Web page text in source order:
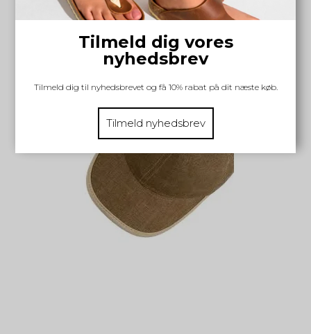
INFO
Tilmeld dig vores
nyhedsbrev
Tilmeld dig til nyhedsbrevet og få 10% rabat på dit næste køb.
Tilmeld nyhedsbrev